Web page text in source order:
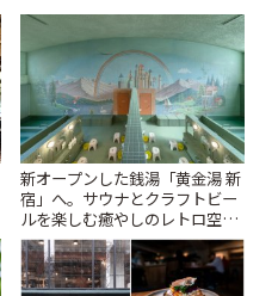
新オープンした銭湯「黄金湯 新
宿」へ。サウナとクラフトビー
ルを楽しむ癒やしのレトロ空間
| ことりっぷ